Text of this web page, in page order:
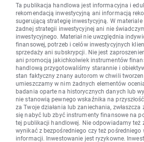
Ta publikacja handlowa jest informacyjna i
rekomendacją inwestycyjną ani informacją
sugerującą strategię inwestycyjną. W
żadnej strategii inwestycyjnej ani nie
inwestycyjnego. Materiał nie uwzględnia
finansowej, potrzeb i celów inwestycyjnych
sprzedaży ani subskrypcji. Nie jest
ani promocją jakichkolwiek instrumentów
handlową przygotowaliśmy starannie i
stan faktyczny znany autorom w chwili
umieszczamy w nim żadnych elementów
badania oparte na historycznych danych lub
nie stanowią pewnego wskaźnika na
za Twoje działania lub zaniechania, zwłaszcza
się nabyć lub zbyć instrumenty finansowe na
tej publikacji handlowej. Nie odpowiadamy też
wynikać z bezpośredniego czy też
informacji. Inwestowanie jest ryzykowne.